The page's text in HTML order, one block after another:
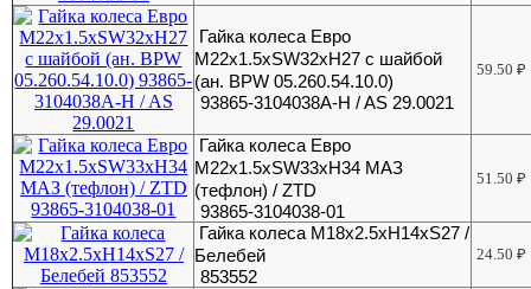
Гайка колеса Евро
М22х1.5хSW32хH27 с шайбой
(ан. BPW 05.260.54.10.0)
93865-3104038A-H / AS 29.0021
59.50₽
Гайка колеса Евро
М22х1.5хSW33xH34 МАЗ
(тефлон) / ZTD
93865-3104038-01
51.50₽
Гайка колеса М18х2.5хH14хS27 /
Белебей
853552
24.50₽